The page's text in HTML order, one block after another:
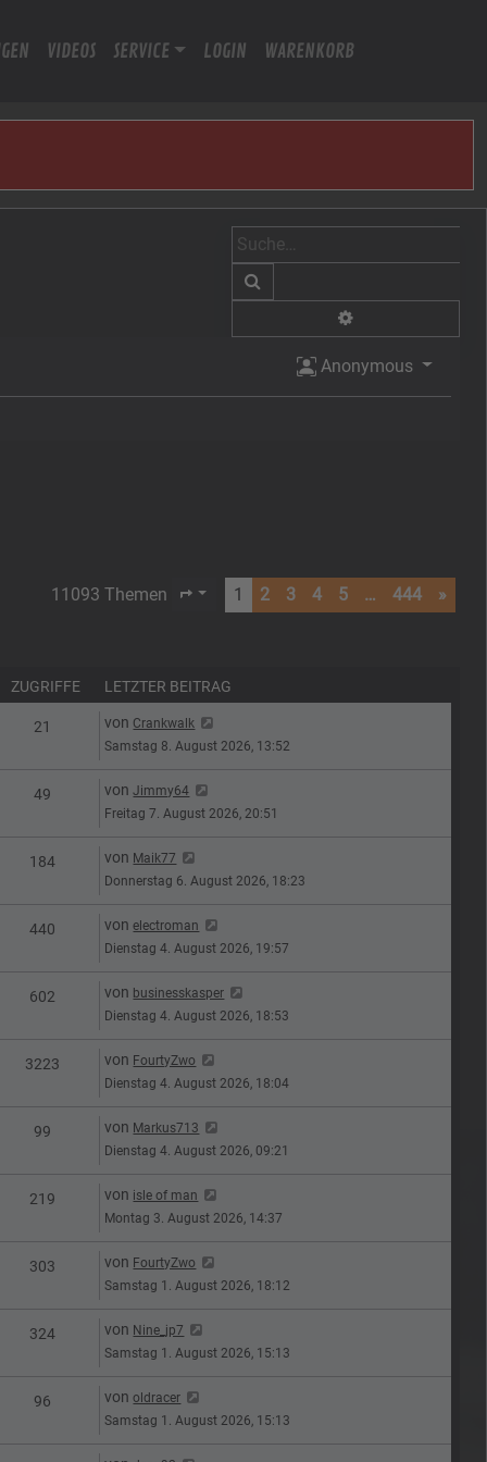
VIDEOS SERVICE LOGIN WARENKORB
Anonymous
11093 Themen Seite von444
1 2 3 4 5 … 444 »
ZUGRIFFE LETZTER BEITRAG
21 Letzter Beitrag
von Crankwalk
Samstag 8. August 2026, 13:52
49 Letzter Beitrag
vonJimmy64
Freitag 7. August 2026, 20:51
184ZugriffeLetzter Beitrag
von Maik77
Donnerstag 6. August 2026, 18:23
440 ZugriffeLetzter Beitrag
vonelectroman
Dienstag 4. August 2026, 19:57
602 ZugriffeLetzter Beitrag
von businesskasper
Dienstag 4. August 2026, 18:53
3223 ZugriffeLetzter Beitrag
von FourtyZwo
Dienstag 4. August 2026, 18:04
99 Letzter Beitrag
von Markus713
Dienstag 4. August 2026, 09:21
219 ZugriffeLetzter Beitrag
von isle of man
Montag 3. August 2026, 14:37
303 ZugriffeLetzter Beitrag
von FourtyZwo
Samstag 1. August 2026, 18:12
324ZugriffeLetzter Beitrag
von Nine_jp7
Samstag 1. August 2026, 15:13
96 Letzter Beitrag
vonoldracer
Samstag 1. August 2026, 15:13